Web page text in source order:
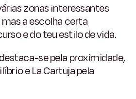
zonas interessantes
a escolha certa
e do teu estilo de vida.
se pela proximidade,
e La Cartuja pela